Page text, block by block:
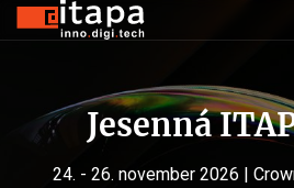
Jesenná
24. - 26. november 2026 |